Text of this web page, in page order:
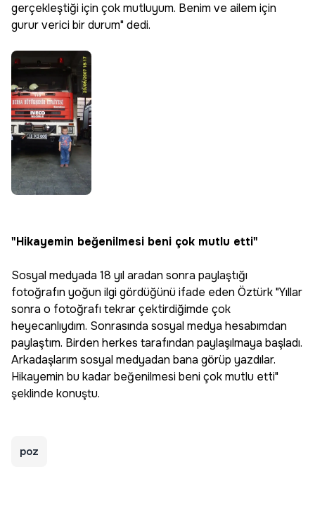
gerçekleştiği için çok mutluyum. Benim ve ailem için
gurur verici bir durum" dedi.
"Hikayemin beğenilmesi beni çok mutlu etti"
Sosyal medyada 18 yıl aradan sonra paylaştığı
fotoğrafın yoğun ilgi gördüğünü ifade eden Öztürk "Yıllar
sonra o fotoğrafı tekrar çektirdiğimde çok
heyecanlıydım. Sonrasında sosyal medya hesabımdan
paylaştım. Birden herkes tarafından paylaşılmaya başladı.
Arkadaşlarım sosyal medyadan bana görüp yazdılar.
Hikayemin bu kadar beğenilmesi beni çok mutlu etti"
şeklinde konuştu.
poz